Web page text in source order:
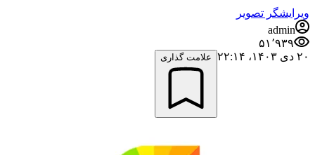
ویرایشگر تصویر
admin
۵۱٬۹۳۹
۲۰ دی ۱۴۰۳،‏ ۲۲:۱۴
علامت گذاری